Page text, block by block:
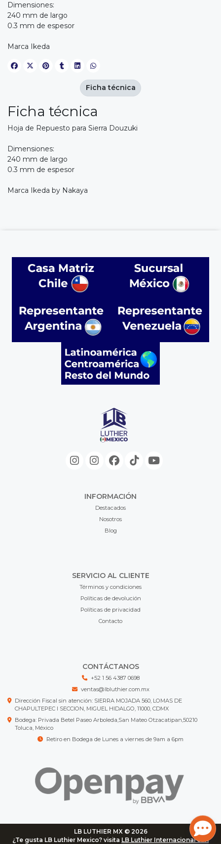
Dimensiones:
240 mm de largo
0.3 mm de espesor
Marca Ikeda
Ficha técnica
Hoja de Repuesto para Sierra Douzuki
Dimensiones:
240 mm de largo
0.3 mm de espesor
Marca Ikeda by Nakaya
Ficha técnica
INFORMACIÓN
Destacados
Nosotros
Blog
SERVICIO AL CLIENTE
Términos y condiciones
Políticas de devolución
Políticas de privacidad
Contacto
CONTÁCTANOS
+52 1 56 4387 0698
ventas@lbluthier.com.mx
Dirección Fiscal sin atención: SIERRA MOJADA 560, LOMAS DE
CHAPULTEPEC I SECCION, MIGUEL HIDALGO, 11000, CDMX
Bodega: Privada Betel Paseo Arboleda,San Mateo Otzacatipan,50210
Toluca, México
Retiro en Bodega de Lunes a viernes de 9am a 6pm
LB LUTHIER MX © 2026
¿Te gusta LB Luthier Mexico? visita LB Luthier Internacional con